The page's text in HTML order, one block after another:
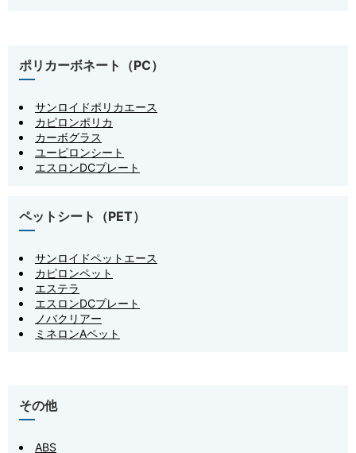
ポリカーボネート（PC）
サンロイドポリカエース
カピロンポリカ
カーボグラス
ユーピロンシート
エスロンDCプレート
ペットシート（PET）
サンロイドペットエース
カピロンペット
エステラ
エスロンDCプレート
ノバクリアー
ミネロンAペット
その他
ABS